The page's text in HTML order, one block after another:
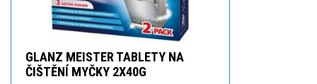
GLANZ MEISTER TABLETY NA
ČIŠTĚNÍ MYČKY 2X40G